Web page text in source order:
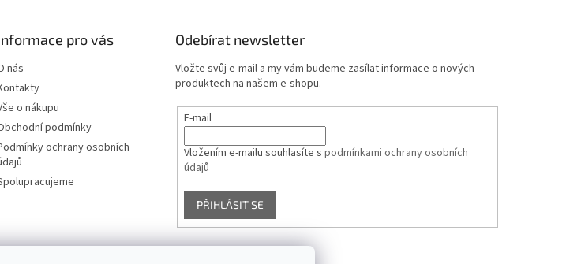
pro vás
nás
o nákupu
podmínky
ochrany osobních
Odebírat newsletter
Vložte svůj e-mail a my vám budeme zasílat informace o nových
produktech na našem e-shopu.
E-mail
Vložením e-mailu souhlasíte spodmínkami ochrany osobních
údajů
PŘIHLÁSIT SE